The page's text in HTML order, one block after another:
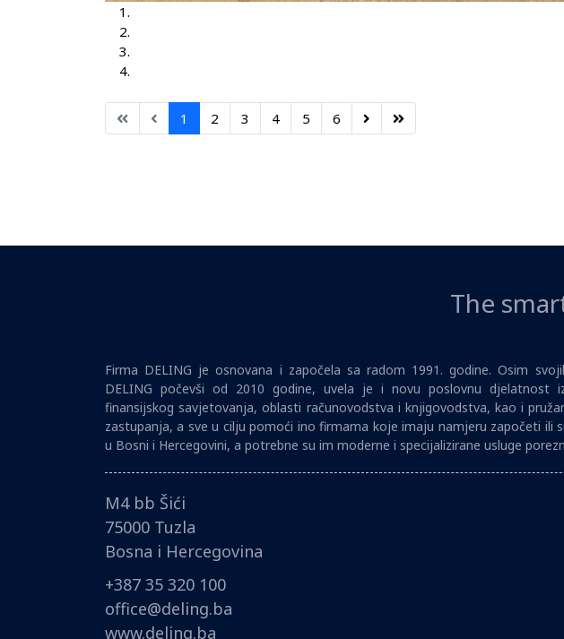
1 2 3 4 5 6
The
Firma DELING je osnovana i započela sa radom 1991. godine. Osim
DELING počevši od 2010 godine, uvela je i novu poslovnu djelatnost
finansijskog savjetovanja, oblasti računovodstva i knjigovodstva, kao i
zastupanja, a sve u cilju pomoći ino firmama koje imaju namjeru započeti ili
u Bosni i Hercegovini, a potrebne su im moderne i specijalizirane usluge
M4 bb Šići
75000 Tuzla
Bosna i Hercegovina
+387 35 320 100
office@deling.ba
www.deling.ba